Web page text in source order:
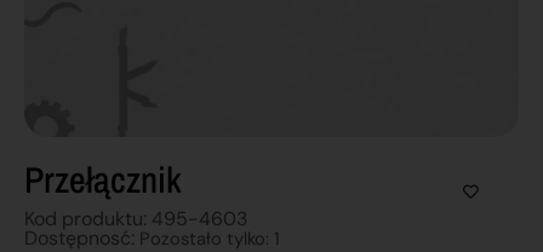
Przełącznik
Kod produktu: 495-4603
Dostępnosć: Pozostało tylko: 1